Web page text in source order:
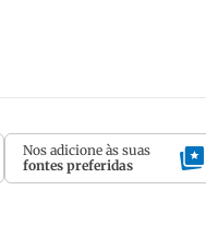
Nos adicione às suas
fontes preferidas